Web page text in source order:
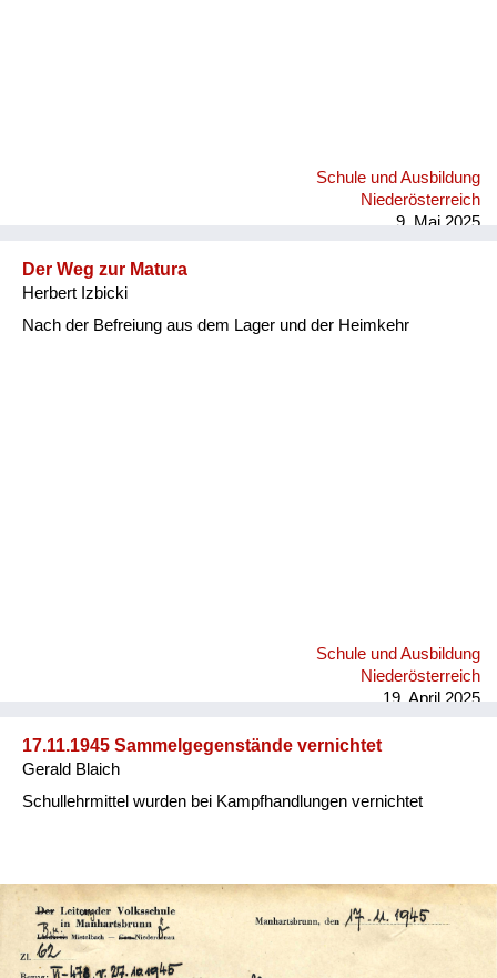
Schule und Ausbildung
Niederösterreich
9. Mai 2025
Der Weg zur Matura
Herbert Izbicki
Nach der Befreiung aus dem Lager und der Heimkehr
Schule und Ausbildung
Niederösterreich
19. April 2025
17.11.1945 Sammelgegenstände vernichtet
Gerald Blaich
Schullehrmittel wurden bei Kampfhandlungen vernichtet